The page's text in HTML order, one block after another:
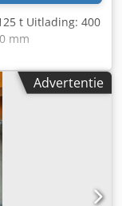
t Uitlading: 400
mm
boven): 400
slagen: 60
kW
ca. (BxDxH): 1,1
-
-
koppeling -
- Nieuwe
laklaag -
Advertentie